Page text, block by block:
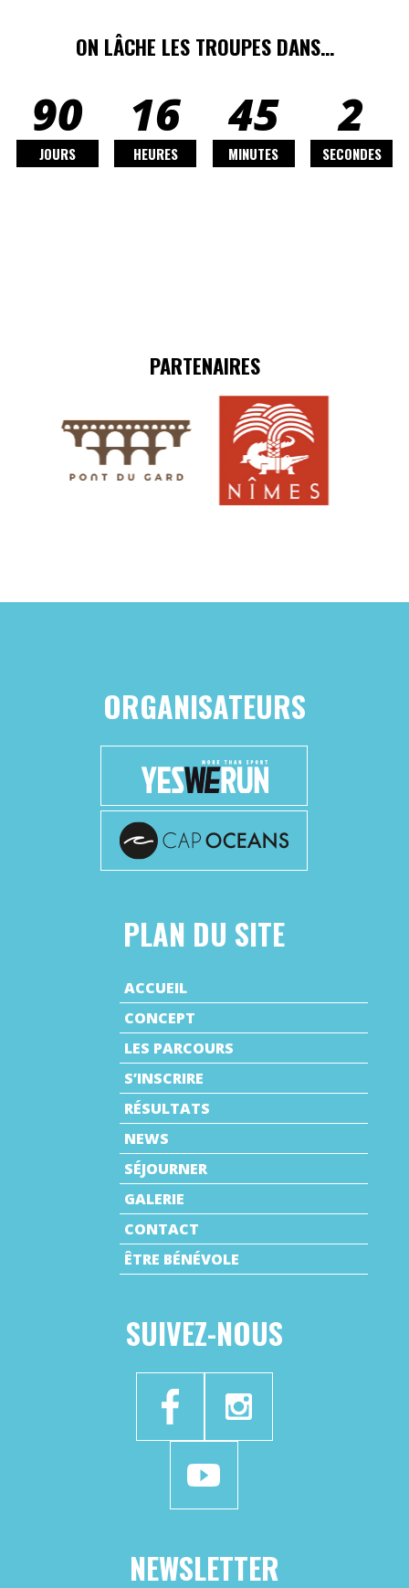
ON LÂCHE LES TROUPES DANS…
90
JOURS
16
HEURES
45
MINUTES
0
SECONDES
PARTENAIRES
ORGANISATEURS
PLAN DU SITE
ACCUEIL
CONCEPT
LES PARCOURS
S’INSCRIRE
RÉSULTATS
NEWS
SÉJOURNER
GALERIE
CONTACT
ÊTRE BÉNÉVOLE
SUIVEZ-NOUS
NEWSLETTER